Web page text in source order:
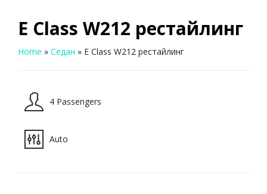
E Class W212 рестайлинг
Home » Седан » E Class W212 рестайлинг
4 Passengers
Auto